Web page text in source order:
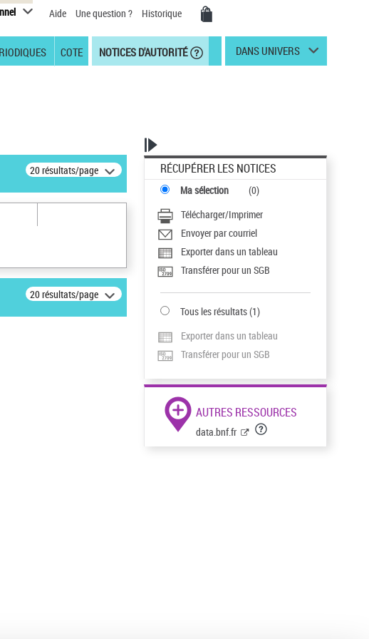
Aide Une question ? Historique
COTE NOTICES D'AUTORITÉ DANS UNIVERS
20 résultats/page
20 résultats/page
RÉCUPÉRER LES NOTICES
Ma sélection (0)
Télécharger/Imprimer
Envoyer par courriel
Exporter dans un tableau
Transférer pour un SGB
Tous les résultats(1)
Exporter dans un tableau
Transférer pour un SGB
AUTRES RESSOURCES
data.bnf.fr